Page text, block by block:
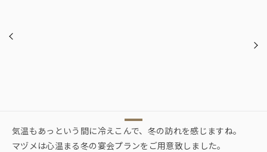
気温もあっという間に冷えこんで、冬の訪れを感じますね。
マヅメは心温まる冬の宴会プランをご用意致しました。